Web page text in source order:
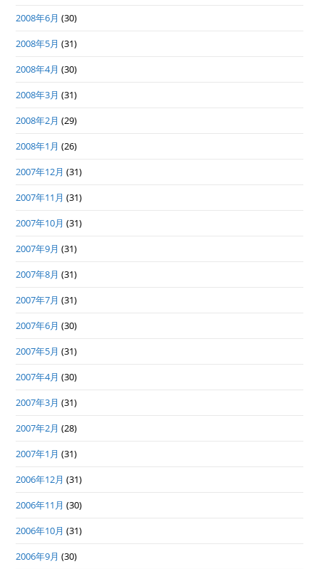
2008年6月 (30)
2008年5月 (31)
2008年4月 (30)
2008年3月 (31)
2008年2月 (29)
2008年1月 (26)
2007年12月 (31)
2007年11月 (31)
2007年10月 (31)
2007年9月 (31)
2007年8月 (31)
2007年7月 (31)
2007年6月 (30)
2007年5月 (31)
2007年4月 (30)
2007年3月 (31)
2007年2月 (28)
2007年1月 (31)
2006年12月 (31)
2006年11月 (30)
2006年10月 (31)
2006年9月 (30)